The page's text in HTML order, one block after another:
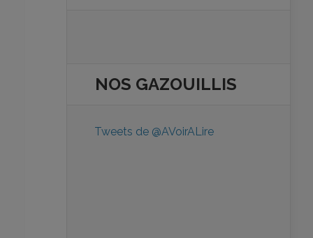
NOS GAZOUILLIS
Tweets de @AVoirALire